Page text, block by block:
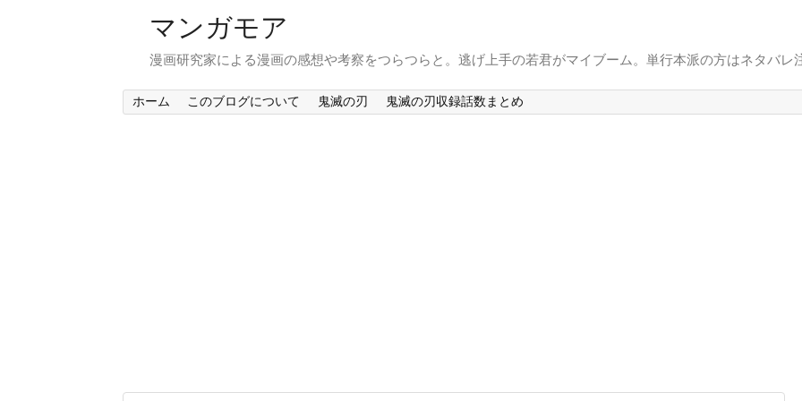
マンガモア
漫画研究家による漫画の感想や考察をつらつらと。逃げ上手の若君がマイブーム。単行本派の方はネタバレ
ホーム このブログについて 鬼滅の刃 鬼滅の刃収録話数まとめ